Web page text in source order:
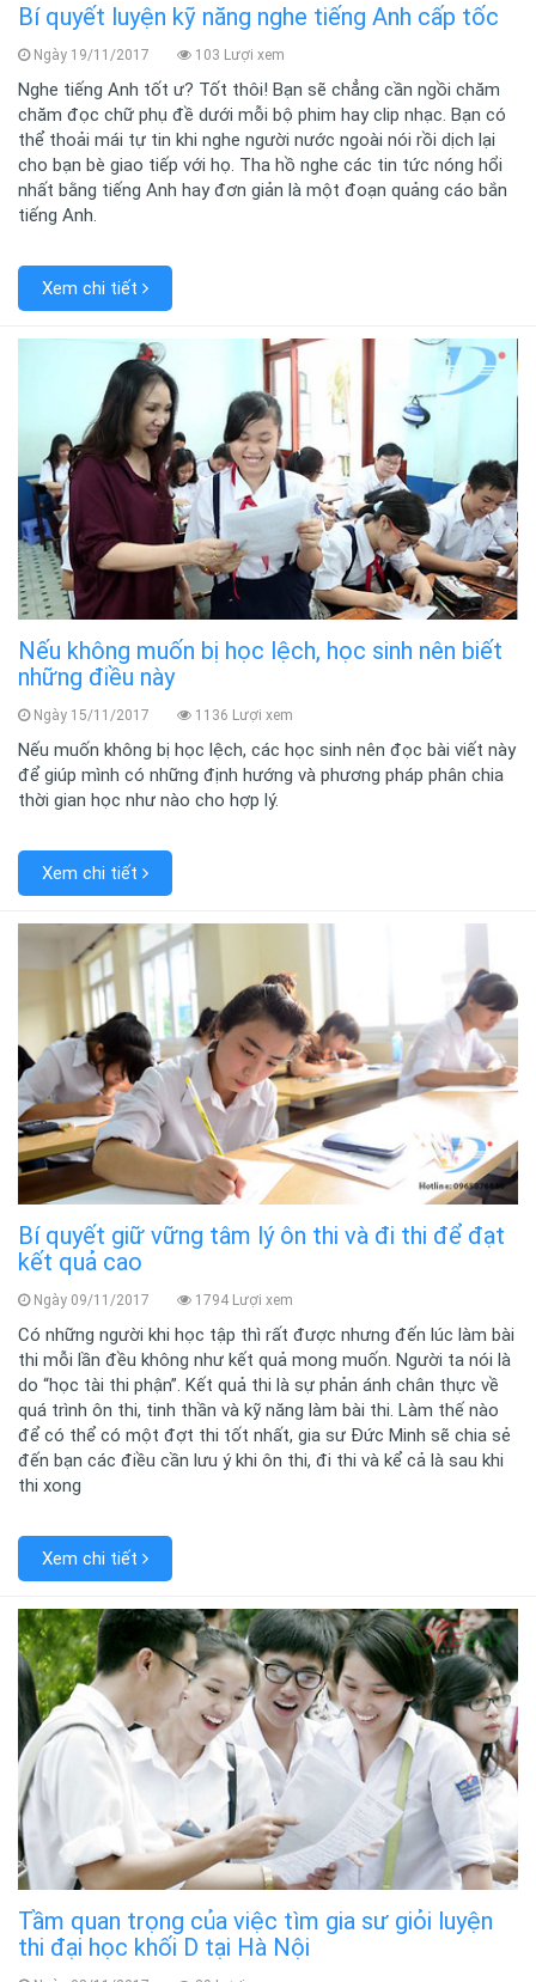
Bí quyết luyện kỹ năng nghe tiếng Anh cấp tốc
Ngày 19/11/2017 103 Lượi xem
Nghe tiếng Anh tốt ư? Tốt thôi! Bạn sẽ chẳng cần ngồi chăm
chăm đọc chữ phụ đề dưới mỗi bộ phim hay clip nhạc. Bạn có
thể thoải mái tự tin khi nghe người nước ngoài nói rồi dịch lại
cho bạn bè giao tiếp với họ. Tha hồ nghe các tin tức nóng hổi
nhất bằng tiếng Anh hay đơn giản là một đoạn quảng cáo bắn
tiếng Anh.
Xem chi tiết
Nếu không muốn bị học lệch, học sinh nên biết
những điều này
Ngày 15/11/2017 1136 Lượi xem
Nếu muốn không bị học lệch, các học sinh nên đọc bài viết này
để giúp mình có những định hướng và phương pháp phân chia
thời gian học như nào cho hợp lý.
Xem chi tiết
Bí quyết giữ vững tâm lý ôn thi và đi thi để đạt
kết quả cao
Ngày 09/11/2017 1794 Lượi xem
Có những người khi học tập thì rất được nhưng đến lúc làm bài
thi mỗi lần đều không như kết quả mong muốn. Người ta nói là
do “học tài thi phận”. Kết quả thi là sự phản ánh chân thực về
quá trình ôn thi, tinh thần và kỹ năng làm bài thi. Làm thế nào
để có thể có một đợt thi tốt nhất, gia sư Đức Minh sẽ chia sẻ
đến bạn các điều cần lưu ý khi ôn thi, đi thi và kể cả là sau khi
thi xong
Xem chi tiết
Tầm quan trọng của việc tìm gia sư giỏi luyện
thi đại học khối D tại Hà Nội